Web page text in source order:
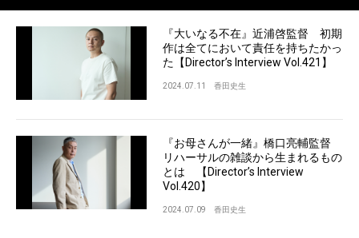
『大いなる不在』近浦啓監督 初期
作は全てにおいて責任を持ちたかっ
た【Director’s Interview Vol.421】
2024.07.11 香田史生
『お母さんが一緒』橋口亮輔監督
リハーサルの雑談から生まれるもの
とは 【Director’s Interview
Vol.420】
2024.07.09 香田史生